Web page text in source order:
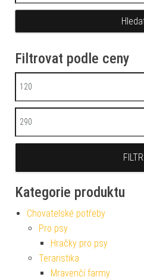
Filtrovat podle ceny
Minimální cena
Maximální cena
FILTR
Kategorie produktu
Chovatelské potřeby
Pro psy
Hračky pro psy
Teraristika
Mravenčí farmy